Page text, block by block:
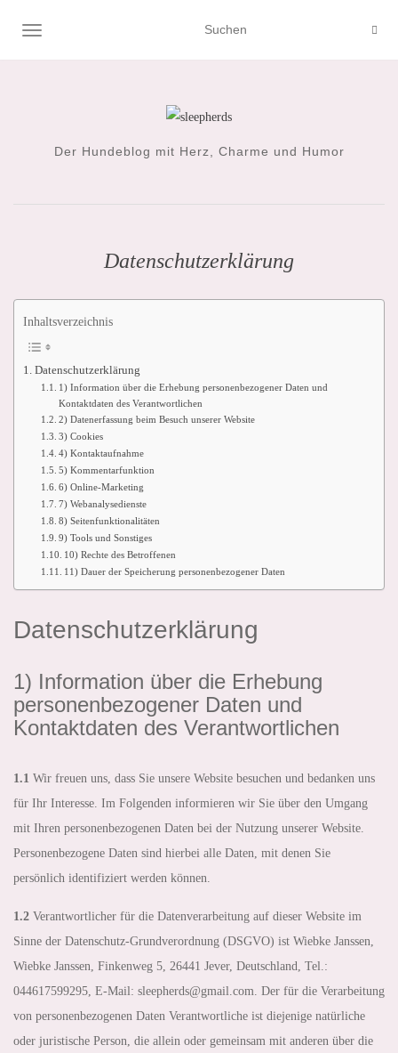
NAVIGATION UMSCHALTEN
Der Hundeblog mit Herz, Charme und Humor
Datenschutzerklärung
Inhaltsverzeichnis
Datenschutzerklärung
1) Information über die Erhebung personenbezogener Daten und
Kontaktdaten des Verantwortlichen
2) Datenerfassung beim Besuch unserer Website
3) Cookies
4) Kontaktaufnahme
5) Kommentarfunktion
6) Online-Marketing
7) Webanalysedienste
8) Seitenfunktionalitäten
9) Tools und Sonstiges
10) Rechte des Betroffenen
11) Dauer der Speicherung personenbezogener Daten
Datenschutzerklärung
1) Information über die Erhebung
personenbezogener Daten und
Kontaktdaten des Verantwortlichen
1.1 Wir freuen uns, dass Sie unsere Website besuchen und bedanken uns
für Ihr Interesse. Im Folgenden informieren wir Sie über den Umgang
mit Ihren personenbezogenen Daten bei der Nutzung unserer Website.
Personenbezogene Daten sind hierbei alle Daten, mit denen Sie
persönlich identifiziert werden können.
1.2 Verantwortlicher für die Datenverarbeitung auf dieser Website im
Sinne der Datenschutz-Grundverordnung (DSGVO) ist Wiebke Janssen,
Wiebke Janssen, Finkenweg 5, 26441 Jever, Deutschland, Tel.:
044617599295, E-Mail: sleepherds@gmail.com. Der für die Verarbeitung
von personenbezogenen Daten Verantwortliche ist diejenige natürliche
oder juristische Person, die allein oder gemeinsam mit anderen über die